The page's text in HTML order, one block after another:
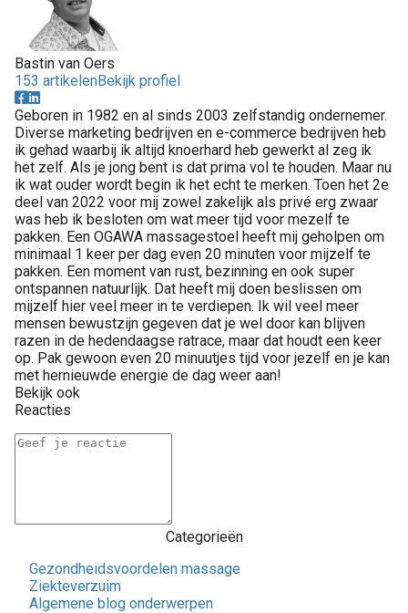
Bastin van Oers
153 artikelenBekijk profiel
Geboren in 1982 en al sinds 2003 zelfstandig ondernemer.
Diverse marketing bedrijven en e-commerce bedrijven heb
ik gehad waarbij ik altijd knoerhard heb gewerkt al zeg ik
het zelf. Als je jong bent is dat prima vol te houden. Maar nu
ik wat ouder wordt begin ik het echt te merken. Toen het 2e
deel van 2022 voor mij zowel zakelijk als privé erg zwaar
was heb ik besloten om wat meer tijd voor mezelf te
pakken. Een OGAWA massagestoel heeft mij geholpen om
minimaal 1 keer per dag even 20 minuten voor mijzelf te
pakken. Een moment van rust, bezinning en ook super
ontspannen natuurlijk. Dat heeft mij doen beslissen om
mijzelf hier veel meer in te verdiepen. Ik wil veel meer
mensen bewustzijn gegeven dat je wel door kan blijven
razen in de hedendaagse ratrace, maar dat houdt een keer
op. Pak gewoon even 20 minuutjes tijd voor jezelf en je kan
met hernieuwde energie de dag weer aan!
Bekijk ook
Reacties
Categorieën
Gezondheidsvoordelen massage
Ziekteverzuim
Algemene blog onderwerpen